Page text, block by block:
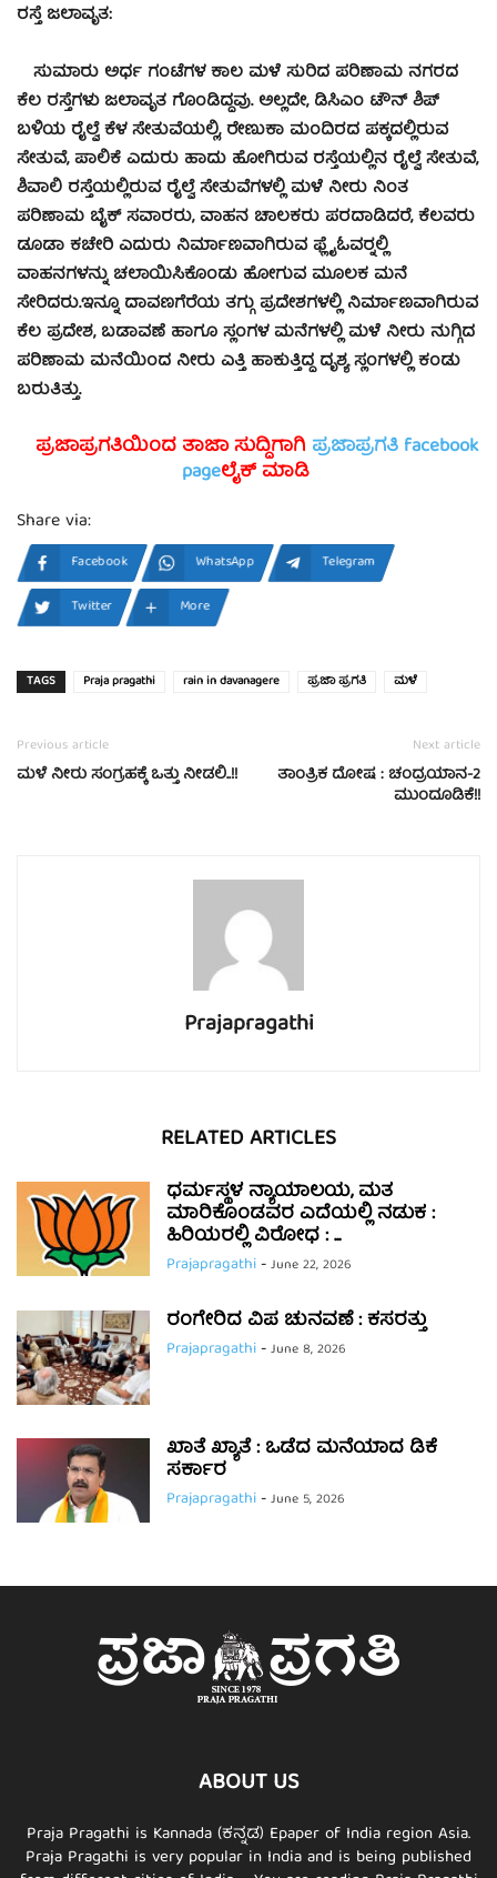
ರಸ್ತೆ ಜಲಾವೃತ:
ಸುಮಾರು ಅರ್ಧ ಗಂಟೆಗಳ ಕಾಲ ಮಳೆ ಸುರಿದ ಪರಿಣಾಮ ನಗರದ
ಕೆಲ ರಸ್ತೆಗಳು ಜಲಾವೃತ ಗೊಂಡಿದ್ದವು. ಅಲ್ಲದೇ, ಡಿಸಿಎಂ ಟೌನ್ ಶಿಪ್
ಬಳಿಯ ರೈಲ್ವೆ ಕೆಳ ಸೇತುವೆಯಲ್ಲಿ, ರೇಣುಕಾ ಮಂದಿರದ ಪಕ್ಕದಲ್ಲಿರುವ
ಸೇತುವೆ, ಪಾಲಿಕೆ ಎದುರು ಹಾದು ಹೋಗಿರುವ ರಸ್ತೆಯಲ್ಲಿನ ರೈಲ್ವೆ ಸೇತುವೆ,
ಶಿವಾಲಿ ರಸ್ತೆಯಲ್ಲಿರುವ ರೈಲ್ವೆ ಸೇತುವೆಗಳಲ್ಲಿ ಮಳೆ ನೀರು ನಿಂತ
ಪರಿಣಾಮ ಬೈಕ್ ಸವಾರರು, ವಾಹನ ಚಾಲಕರು ಪರದಾಡಿದರೆ, ಕೆಲವರು
ಡೂಡಾ ಕಚೇರಿ ಎದುರು ನಿರ್ಮಾಣವಾಗಿರುವ ಫ್ಲೈಓವರ್‍ನಲ್ಲಿ
ವಾಹನಗಳನ್ನು ಚಲಾಯಿಸಿಕೊಂಡು ಹೋಗುವ ಮೂಲಕ ಮನೆ
ಸೇರಿದರು.ಇನ್ನೂ ದಾವಣಗೆರೆಯ ತಗ್ಗು ಪ್ರದೇಶಗಳಲ್ಲಿ ನಿರ್ಮಾಣವಾಗಿರುವ
ಕೆಲ ಪ್ರದೇಶ, ಬಡಾವಣೆ ಹಾಗೂ ಸ್ಲಂಗಳ ಮನೆಗಳಲ್ಲಿ ಮಳೆ ನೀರು ನುಗ್ಗಿದ
ಪರಿಣಾಮ ಮನೆಯಿಂದ ನೀರು ಎತ್ತಿ ಹಾಕುತ್ತಿದ್ದ ದೃಶ್ಯ ಸ್ಲಂಗಳಲ್ಲಿ ಕಂಡು
ಬರುತಿತ್ತು.
ಪ್ರಜಾಪ್ರಗತಿಯಿಂದ ತಾಜಾ ಸುದ್ದಿಗಾಗಿ ಪ್ರಜಾಪ್ರಗತಿ facebook
pageಲೈಕ್ ಮಾಡಿ
Share via:
Facebook WhatsApp
Telegram
Twitter
More
TAGS Praja pragathi rain in davanagere ಪ್ರಜಾ ಪ್ರಗತಿ ಮಳೆ
Previous article
ಮಳೆ ನೀರು ಸಂಗ್ರಹಕ್ಕೆ ಒತ್ತು ನೀಡಲಿ..!!
Next article
ತಾಂತ್ರಿಕ ದೋಷ : ಚಂದ್ರಯಾನ-2
ಮುಂದೂಡಿಕೆ!!
Prajapragathi
RELATED ARTICLES
ಧರ್ಮಸ್ಥಳ ನ್ಯಾಯಾಲಯ, ಮತ
ಮಾರಿಕೊಂಡವರ ಎದೆಯಲ್ಲಿ ನಡುಕ :
ಹಿರಿಯರಲ್ಲಿ ವಿರೋಧ : ...
Prajapragathi-June 22, 2026
ರಂಗೇರಿದ ವಿಪ ಚುನವಣೆ : ಕಸರತ್ತು
Prajapragathi-June 8, 2026
ಖಾತೆ ಖ್ಯಾತೆ : ಒಡೆದ ಮನೆಯಾದ ಡಿಕೆ
ಸರ್ಕಾರ
Prajapragathi-June 5, 2026
ABOUT US
Praja Pragathi is Kannada (ಕನ್ನಡ) Epaper of India region Asia.
Praja Pragathi is very popular in India and is being published